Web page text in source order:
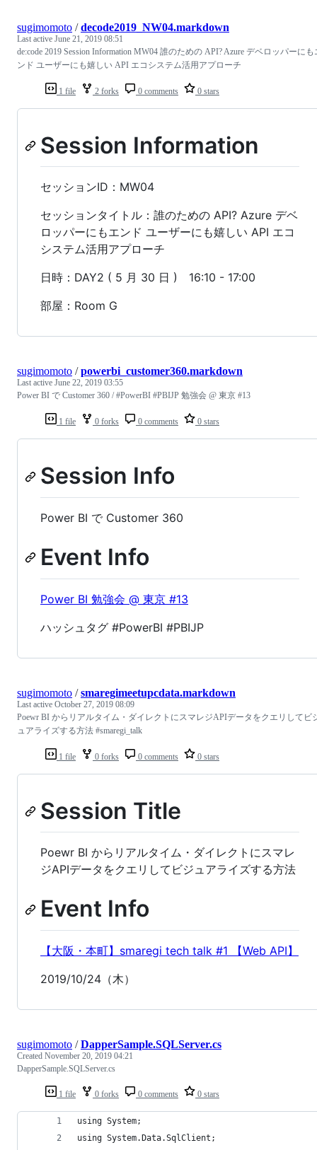
1 file 2 forks 0 comments 0 stars
sugimomoto /decode2019_NW04.markdown
Last active June 21, 2019 08:51
de:code 2019 Session Information MW04 誰のための API? Azure デベロッパーにも
ンド ユーザーにも嬉しい API エコシステム活用アプローチ
Session Information
セッションID：MW04
セッションタイトル：誰のための API? Azure デベ
ロッパーにもエンド ユーザーにも嬉しい API エコ
システム活用アプローチ
日時：DAY2 ( 5 月 30 日 ) 16:10 - 17:00
部屋：Room G
1 file 0 forks 0 comments 0 stars
sugimomoto /powerbi_customer360.markdown
Last active June 22, 2019 03:55
Power BI で Customer 360 / #PowerBI #PBIJP 勉強会 @ 東京 #13
Session Info
Power BI で Customer 360
Event Info
Power BI 勉強会 @ 東京 #13
ハッシュタグ #PowerBI #PBIJP
1 file 0 forks 0 comments 0 stars
sugimomoto /smaregimeetupcdata.markdown
Last active October 27, 2019 08:09
Poewr BI からリアルタイム・ダイレクトにスマレジAPIデータをクエリしてビ
ュアライズする方法 #smaregi_talk
Session Title
Poewr BI からリアルタイム・ダイレクトにスマレ
ジAPIデータをクエリしてビジュアライズする方法
Event Info
【大阪・本町】smaregi tech talk #1 【Web API】
2019/10/24（木）
1 file 0 forks 0 comments 0 stars
sugimomoto /DapperSample.SQLServer.cs
Created November 20, 2019 04:21
DapperSample.SQLServer.cs
using System;
using System.Data.SqlClient;